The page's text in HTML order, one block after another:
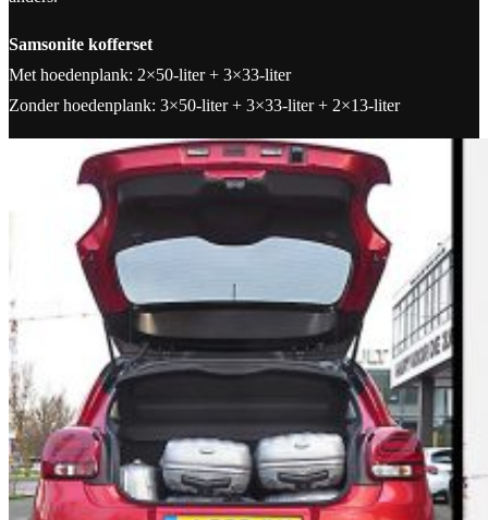
Samsonite kofferset
Met hoedenplank: 2×50-liter + 3×33-liter
Zonder hoedenplank: 3×50-liter + 3×33-liter + 2×13-liter